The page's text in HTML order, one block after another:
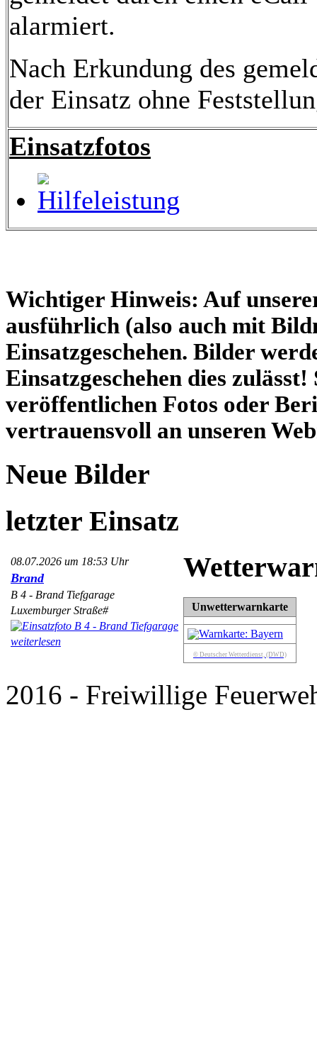
alarmiert.
Nach Erkundung des
der Einsatz ohne
Einsatzfotos
Wichtiger Hinweis: Auf
ausführlich (also auch mit
Einsatzgeschehen. Bilder
Einsatzgeschehen dies
veröffentlichen Fotos oder
vertrauensvoll an unseren
Neue Bilder
letzter Einsatz
08.07.2026 um 18:53 Uhr
Brand
B 4 - Brand Tiefgarage
Luxemburger Straße#
weiterlesen
Unwetterwarnkarte
© Deutscher Wetterdienst, (DWD)
2016 - Freiwillige